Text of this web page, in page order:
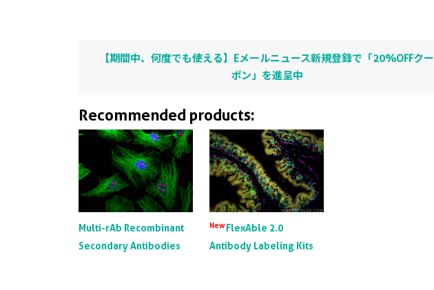
【期間中、何度でも使える】Eメールニュース新規登録で「20%OFFクー
ポン」を進呈中
Recommended products:
Multi-rAb Recombinant
Secondary Antibodies
NewFlexAble 2.0
Antibody Labeling Kits